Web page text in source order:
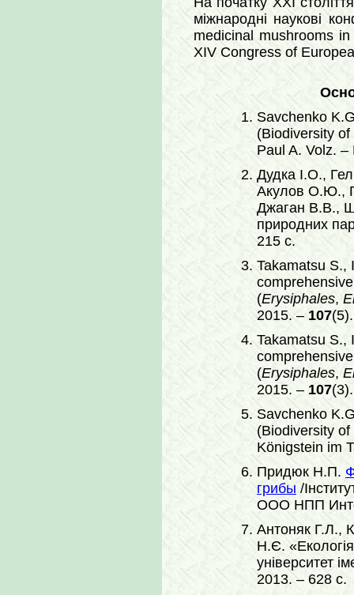
міжнародні наукові
medicinal mushrooms
XIV Congress of
Savchenko
(Biodiversity
Paul A. Volz.
Дудка І.О.,
Акулов О.Ю.,
Джаган В.В.,
природних
215 с.
Takamatsu S.,
(Erysiphales,
2015. – 107
Takamatsu S.,
(Erysiphales,
2015. – 107
Savchenko
(Biodiversity
Königstein im
Придюк Н.П.
грибы /
ООО НПП
Антоняк Г.Л.,
Н.Є.
університет
2013. – 628 с.